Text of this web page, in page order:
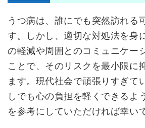
うつ病は、誰にでも突然訪れる
す。しかし、適切な対処法を身
の軽減や周囲とのコミュニケー
ことで、そのリスクを最小限に
ます。現代社会で頑張りすぎて
しでも心の負担を軽くできるよ
を参考にしていただければ幸い